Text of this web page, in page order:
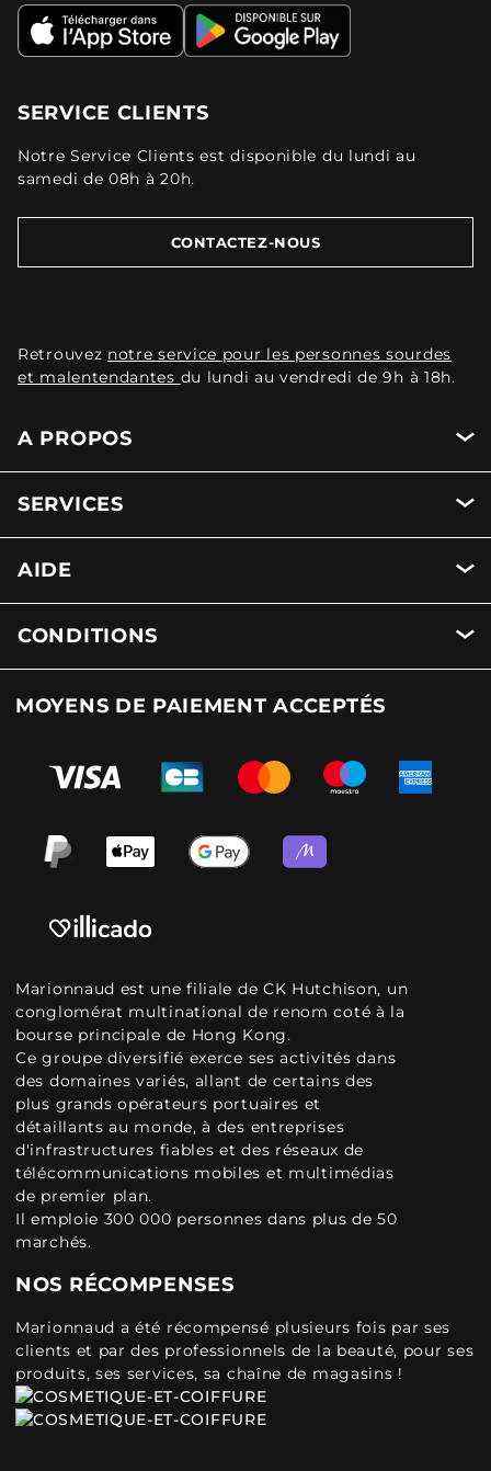
SERVICE CLIENTS
Notre Service Clients est disponible du lundi au
samedi de 08h à 20h.
CONTACTEZ-NOUS
Retrouvez notre service pour les personnes sourdes
et malentendantes du lundi au vendredi de 9h à 18h.
A PROPOS
SERVICES
AIDE
CONDITIONS
MOYENS DE PAIEMENT ACCEPTÉS
Marionnaud est une filiale de CK Hutchison, un
conglomérat multinational de renom coté à la
bourse principale de Hong Kong.
Ce groupe diversifié exerce ses activités dans
des domaines variés, allant de certains des
plus grands opérateurs portuaires et
détaillants au monde, à des entreprises
d'infrastructures fiables et des réseaux de
télécommunications mobiles et multimédias
de premier plan.
Il emploie 300 000 personnes dans plus de 50
marchés.
NOS RÉCOMPENSES
Marionnaud a été récompensé plusieurs fois par ses
clients et par des professionnels de la beauté, pour ses
produits, ses services, sa chaîne de magasins !